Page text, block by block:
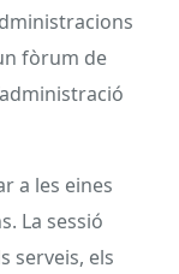
fòrum de
a les eines
La sessió
serveis, els